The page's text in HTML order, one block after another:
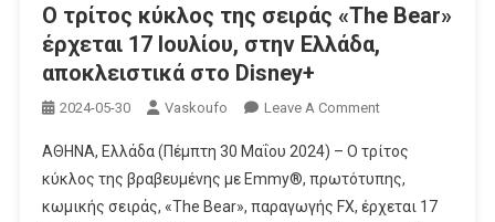
Ο τρίτος κύκλος της σειράς «The Bear»
έρχεται 17 Ιουλίου, στην Ελλάδα,
αποκλειστικά στο Disney+
2024-05-30 Vaskoufo Leave A CommentOn
Τρίτος
Κύκλος
Της
ΑΘΗΝΑ, Ελλάδα (Πέμπτη 30 Μαΐου 2024) – Ο τρίτος
κύκλος της βραβευμένης με Emmy®, πρωτότυπης,
κωμικής σειράς, «The Bear», παραγωγής FX, έρχεται 17